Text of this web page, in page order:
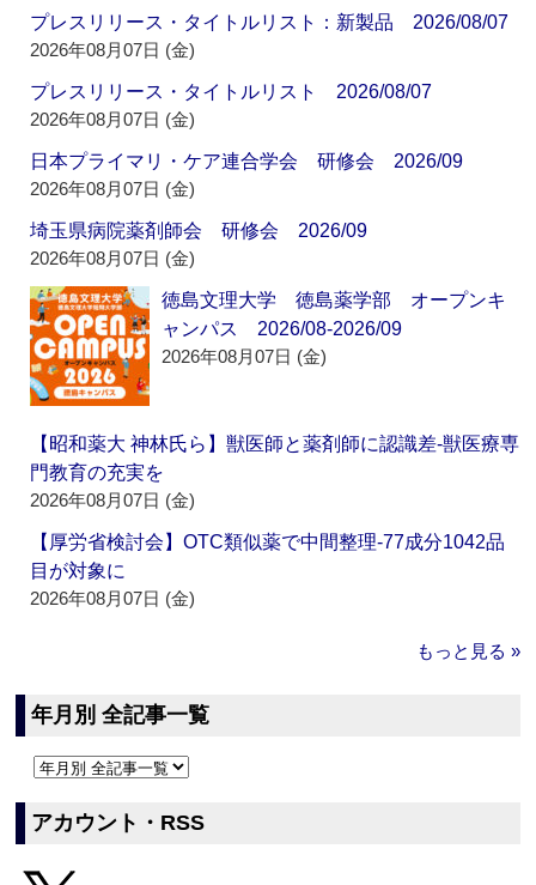
プレスリリース・タイトルリスト：新製品 2026/08/07
2026年08月07日 (金)
プレスリリース・タイトルリスト 2026/08/07
2026年08月07日 (金)
日本プライマリ・ケア連合学会 研修会 2026/09
2026年08月07日 (金)
埼玉県病院薬剤師会 研修会 2026/09
2026年08月07日 (金)
徳島文理大学 徳島薬学部 オープンキ
ャンパス 2026/08-2026/09
2026年08月07日 (金)
【昭和薬大 神林氏ら】獣医師と薬剤師に認識差‐獣医療専
門教育の充実を
2026年08月07日 (金)
【厚労省検討会】OTC類似薬で中間整理‐77成分1042品
目が対象に
2026年08月07日 (金)
もっと見る »
年月別 全記事一覧
アカウント・RSS